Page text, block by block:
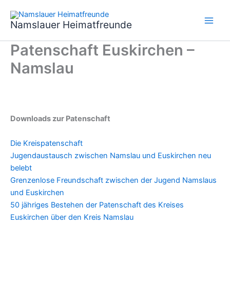
Inhalt
springen
Namslauer Heimatfreunde
Patenschaft Euskirchen –
Namslau
Downloads zur Patenschaft
Die Kreispatenschaft
Jugendaustausch zwischen Namslau und Euskirchen neu
belebt
Grenzenlose Freundschaft zwischen der Jugend Namslaus
und Euskirchen
50 jähriges Bestehen der Patenschaft des Kreises
Euskirchen über den Kreis Namslau